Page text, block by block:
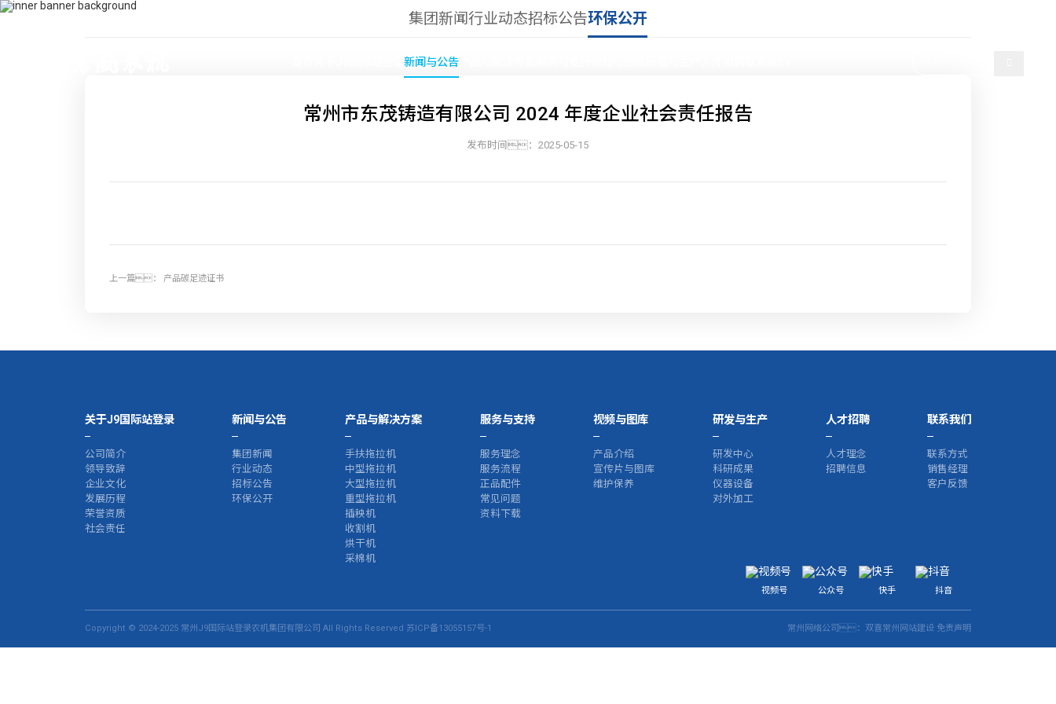
dfam@xcsv.com.cn
关于J9国际站登录新闻与公告
新闻与公告
集团新闻行业动态招标公告环保公开
常州市东茂铸造有限公司 2024 年度企业社会责任报告
发布时间：2025-05-15
上一篇： 产品碳足迹证书
关于J9国际站登录
公司简介
领导致辞
企业文化
发展历程
荣誉资质
社会责任
新闻与公告
集团新闻
行业动态
招标公告
环保公开
产品与解决方案
手扶拖拉机
中型拖拉机
大型拖拉机
重型拖拉机
插秧机
收割机
烘干机
采棉机
服务与支持
服务理念
服务流程
正品配件
常见问题
资料下载
视频与图库
产品介绍
宣传片与图库
维护保养
研发与生产
研发中心
科研成果
仪器设备
对外加工
人才招聘
人才理念
招聘信息
联系我们
联系方式
销售经理
客户反馈
视频号 公众号 快手 抖音
Copyright © 2024-2025 常州J9国际站登录农机集团有限公司 All Rights Reserved 苏ICP备13055157号-1 常州网络公司：双喜常州网站建设 免责声明